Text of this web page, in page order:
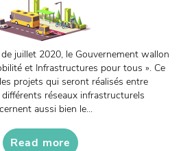
juillet 2020, le Gouvernement wallon
et Infrastructures pour tous ». Ce
projets qui seront réalisés entre
réseaux infrastructurels
aussi bien le...
Read more